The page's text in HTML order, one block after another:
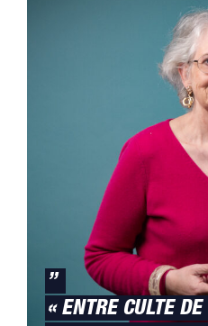
”
« ENTRE CULTE